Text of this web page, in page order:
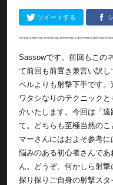
ツイートする
Sassowです。前回もこの
て前回も前置き兼言い訳
ベルよりも射撃下手です。
ワタシなりのテクニック
介いたします。今回は「
て。どちらも至極当然の
マーさんにはおよそ参考
悩みのある初心者さんで
ん。どうぞ、何かしら射
探り探りご自身の射撃スタ